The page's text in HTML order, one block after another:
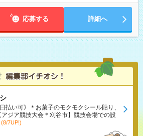
応募する 詳細へ
払い可》＊お菓子のモクモクシール貼り、
ジア競技大会＊刈谷市】競技会場での設
(8/7UP!)